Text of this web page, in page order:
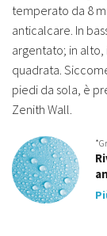
temperato da 8
anticalcare. In
argentato; in alto,
quadrata.
piedi da sola, è
Zenith Wall.